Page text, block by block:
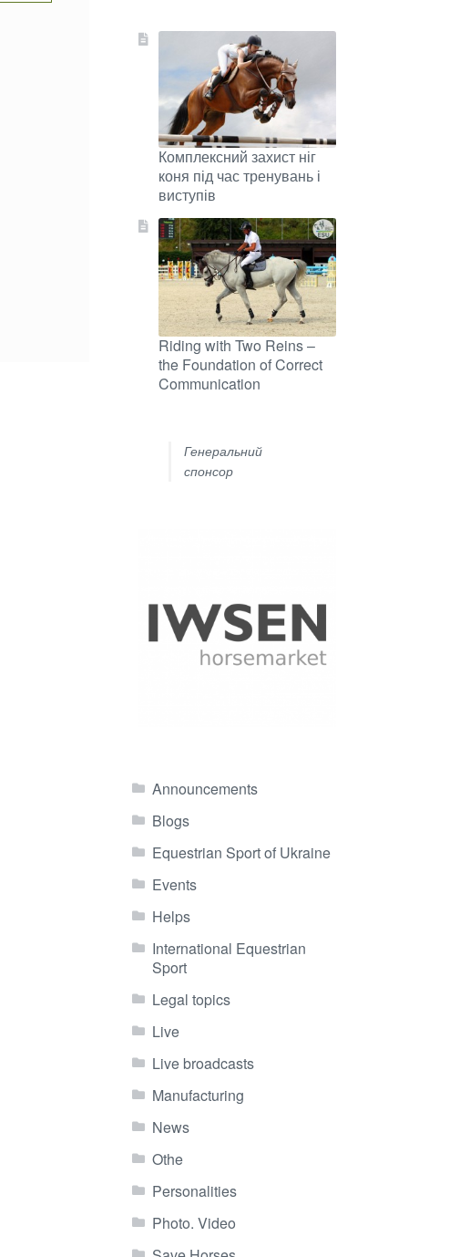
Комплексний захист ніг
коня під час тренувань і
виступів
Riding with Two Reins –
the Foundation of Correct
Communication
Генеральний
спонсор
Announcements
Blogs
Equestrian Sport of Ukraine
Events
Helps
International Equestrian
Sport
Legal topics
Live
Live broadcasts
Manufacturing
News
Othe
Personalities
Photo. Video